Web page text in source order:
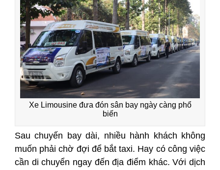
Xe Limousine đưa đón sân bay ngày càng phổ
biến
Sau chuyến bay dài, nhiều hành khách không
muốn phải chờ đợi để bắt taxi. Hay có công việc
cần di chuyển ngay đến địa điểm khác. Với dịch